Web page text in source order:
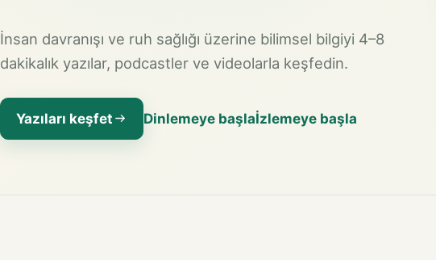
İnsan davranışı ve ruh sağlığı üzerine bilimsel bilgiyi 4–8
dakikalık yazılar, podcastler ve videolarla keşfedin.
Yazıları keşfet Dinlemeye başlaİzlemeye başla